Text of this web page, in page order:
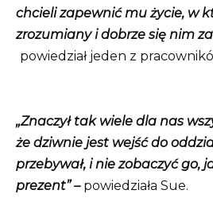
chcieli zapewnić mu życie, w
zrozumiany i dobrze się nim
powiedział jeden z
„Znaczył tak wiele dla nas
że dziwnie jest wejść do
przebywał, i nie zobaczyć go,
prezent” –powiedziała Sue.